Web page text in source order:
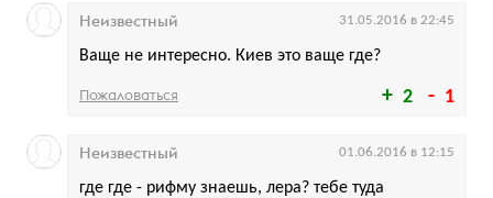
2 1
Ваще не интересно. Киев это ваще где?
Неизвестный 31.05.2016 в 22:45
Пожаловаться
где где - рифму знаешь, лера? тебе туда
Неизвестный 01.06.2016 в 12:15